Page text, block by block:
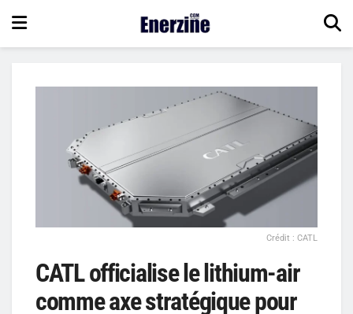
Crédit : CATL
CATL officialise le lithium-air
comme axe stratégique pour